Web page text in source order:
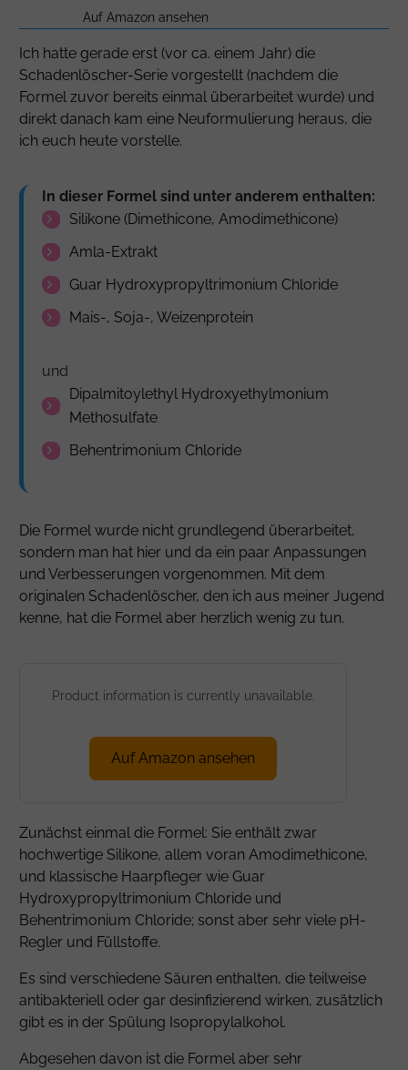
Auf Amazon ansehen
Ich hatte gerade erst (vor ca. einem Jahr) die
Schadenlöscher-Serie vorgestellt (nachdem die
Formel zuvor bereits einmal überarbeitet wurde) und
direkt danach kam eine Neuformulierung heraus, die
ich euch heute vorstelle.
In dieser Formel sind unter anderem enthalten:
Silikone (Dimethicone,Amodimethicone)
Amla-Extrakt
Guar Hydroxypropyltrimonium Chloride
Mais-, Soja-, Weizenprotein
und
Dipalmitoylethyl Hydroxyethylmonium
Methosulfate
Behentrimonium Chloride
Die Formel wurde nicht grundlegend überarbeitet,
sondern man hat hier und da ein paar Anpassungen
und Verbesserungen vorgenommen. Mit dem
originalen Schadenlöscher, den ich aus meiner Jugend
kenne, hat die Formel aber herzlich wenig zu tun.
Product information is currently unavailable.
Auf Amazon ansehen
Zunächst einmal die Formel: Sie enthält zwar
hochwertige Silikone, allem voranAmodimethicone,
und klassische Haarpfleger wieGuar
Hydroxypropyltrimonium Chloride und
Behentrimonium Chloride; sonst aber sehr viele pH-
Regler und Füllstoffe.
Es sind verschiedene Säuren enthalten, die teilweise
antibakteriell oder gar desinfizierend wirken, zusätzlich
gibt es in der Spülung Isopropylalkohol.
Abgesehen davon ist die Formel aber sehr